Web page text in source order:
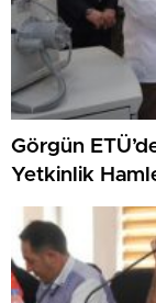
Görgün
Yetkinlik